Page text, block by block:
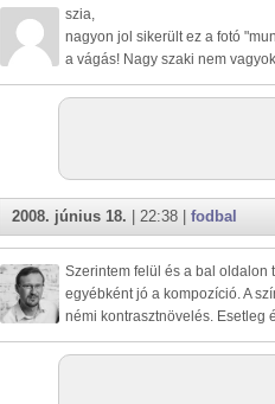
szia,
nagyon jol sikerült ez a fotó
a vágás! Nagy szaki nem
2008. június 18. | 22:38 | fodbal
Szerintem felül és a bal oldalon
egyébként jó a kompozíció. A
némi kontrasztnövelés. Esetleg